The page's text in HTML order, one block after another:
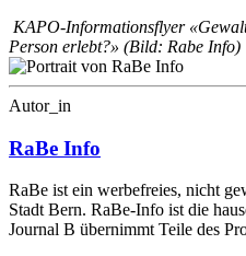
KAPO-Informationsflyer
Person erlebt?» (Bild: Rabe Info)
Autor_in
RaBe Info
RaBe ist ein werbefreies, nicht
Stadt Bern. RaBe-Info ist die
Journal B übernimmt Teile des